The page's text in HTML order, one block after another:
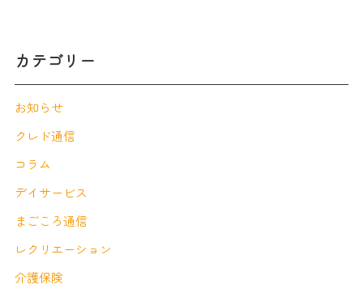
カテゴリー
お知らせ
クレド通信
コラム
デイサービス
まごころ通信
レクリエーション
介護保険